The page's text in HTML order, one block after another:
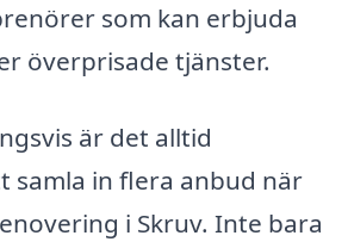
som kan erbjuda
överprisade tjänster.
är det alltid
samla in flera anbud när
i Skruv. Inte bara